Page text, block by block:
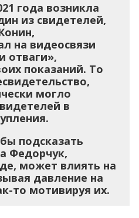
года возникла
из свидетелей,
на видеосвязи
отваги»,
показаний. То
могло
в
подсказать
Федорчук,
может влиять на
давление на
то мотивируя их.